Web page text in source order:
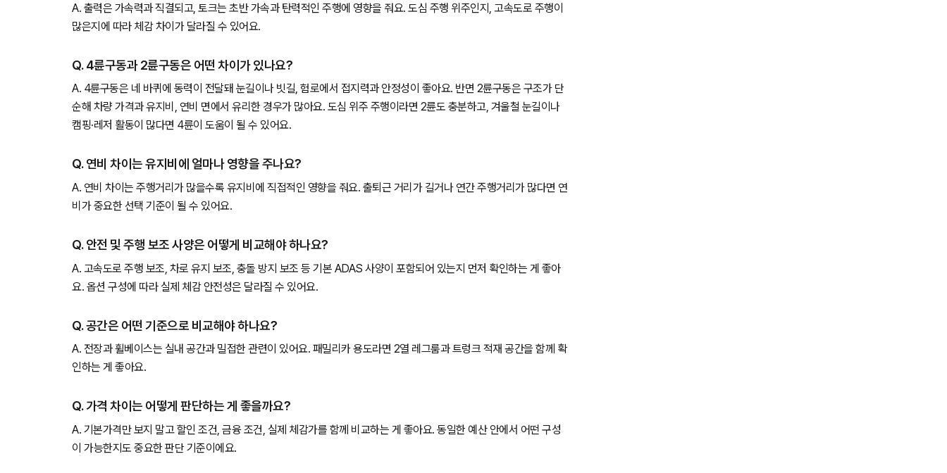
A. 출력은 가속력과 직결되고, 토크는 초반 가속과 탄력적인 주행에 영향을 줘요. 도심 주행 위주인지, 고속도로 주행이
많은지에 따라 체감 차이가 달라질 수 있어요.
Q. 4륜구동과 2륜구동은 어떤 차이가 있나요?
A. 4륜구동은 네 바퀴에 동력이 전달돼 눈길이나 빗길, 험로에서 접지력과 안정성이 좋아요. 반면 2륜구동은 구조가 단
순해 차량 가격과 유지비, 연비 면에서 유리한 경우가 많아요. 도심 위주 주행이라면 2륜도 충분하고, 겨울철 눈길이나
캠핑·레저 활동이 많다면 4륜이 도움이 될 수 있어요.
Q. 연비 차이는 유지비에 얼마나 영향을 주나요?
A. 연비 차이는 주행거리가 많을수록 유지비에 직접적인 영향을 줘요. 출퇴근 거리가 길거나 연간 주행거리가 많다면 연
비가 중요한 선택 기준이 될 수 있어요.
Q. 안전 및 주행 보조 사양은 어떻게 비교해야 하나요?
A. 고속도로 주행 보조, 차로 유지 보조, 충돌 방지 보조 등 기본 ADAS 사양이 포함되어 있는지 먼저 확인하는 게 좋아
요. 옵션 구성에 따라 실제 체감 안전성은 달라질 수 있어요.
Q. 공간은 어떤 기준으로 비교해야 하나요?
A. 전장과 휠베이스는 실내 공간과 밀접한 관련이 있어요. 패밀리카 용도라면 2열 레그룸과 트렁크 적재 공간을 함께 확
인하는 게 좋아요.
Q. 가격 차이는 어떻게 판단하는 게 좋을까요?
A. 기본가격만 보지 말고 할인 조건, 금융 조건, 실제 체감가를 함께 비교하는 게 좋아요. 동일한 예산 안에서 어떤 구성
이 가능한지도 중요한 판단 기준이에요.